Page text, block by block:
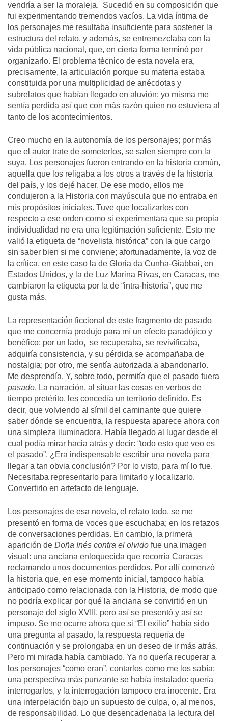
vendría a ser la moraleja. Sucedió en su composición que
fui experimentando tremendos vacíos. La vida íntima de
los personajes me resultaba insuficiente para sostener la
estructura del relato, y además, se entremezclaba con la
vida pública nacional, que, en cierta forma terminó por
organizarlo. El problema técnico de esta novela era,
precisamente, la articulación porque su materia estaba
constituida por una multiplicidad de anécdotas y
subrelatos que habían llegado en aluvión; yo misma me
sentía perdida así que con más razón quien no estuviera al
tanto de los acontecimientos.
Creo mucho en la autonomía de los personajes; por más
que el autor trate de someterlos, se salen siempre con la
suya. Los personajes fueron entrando en la historia común,
aquella que los religaba a los otros a través de la historia
del país, y los dejé hacer. De ese modo, ellos me
condujeron a la Historia con mayúscula que no entraba en
mis propósitos iniciales. Tuve que localizarlos con
respecto a ese orden como si experimentara que su propia
individualidad no era una legitimación suficiente. Esto me
valió la etiqueta de “novelista histórica” con la que cargo
sin saber bien si me conviene; afortunadamente, la voz de
la crítica, en este caso la de Gloria da Cunha-Giabbai, en
Estados Unidos, y la de Luz Marina Rivas, en Caracas, me
cambiaron la etiqueta por la de “intra-historia”, que me
gusta más.
La representación ficcional de este fragmento de pasado
que me concernía produjo para mí un efecto paradójico y
benéfico: por un lado, se recuperaba, se revivificaba,
adquiría consistencia, y su pérdida se acompañaba de
nostalgia; por otro, me sentía autorizada a abandonarlo.
Me desprendía. Y, sobre todo, permitía que el pasado fuera
pasado. La narración, al situar las cosas en verbos de
tiempo pretérito, les concedía un territorio definido. Es
decir, que volviendo al símil del caminante que quiere
saber dónde se encuentra, la respuesta aparece ahora con
una simpleza iluminadora. Había llegado al lugar desde el
cual podía mirar hacia atrás y decir: “todo esto que veo es
el pasado”. ¿Era indispensable escribir una novela para
llegar a tan obvia conclusión? Por lo visto, para mí lo fue.
Necesitaba representarlo para limitarlo y localizarlo.
Convertirlo en artefacto de lenguaje.
Los personajes de esa novela, el relato todo, se me
presentó en forma de voces que escuchaba; en los retazos
de conversaciones perdidas. En cambio, la primera
aparición de Doña Inés contra el olvido fue una imagen
visual: una anciana enloquecida que recorría Caracas
reclamando unos documentos perdidos. Por allí comenzó
la historia que, en ese momento inicial, tampoco había
anticipado como relacionada con la Historia, de modo que
no podría explicar por qué la anciana se convirtió en un
personaje del siglo XVIII, pero así se presentó y así se
impuso. Se me ocurre ahora que si “El exilio” había sido
una pregunta al pasado, la respuesta requería de
continuación y se prolongaba en un deseo de ir más atrás.
Pero mi mirada había cambiado. Ya no quería recuperar a
los personajes “como eran”, contarlos como me los sabía;
una perspectiva más punzante se había instalado: quería
interrogarlos, y la interrogación tampoco era inocente. Era
una interpelación bajo un supuesto de culpa, o, al menos,
de responsabilidad. Lo que desencadenaba la lectura del